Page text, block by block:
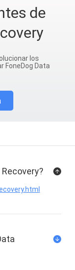
de
los
FoneDog Data